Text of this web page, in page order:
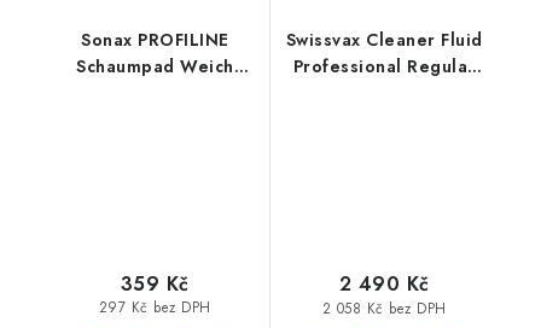
Sonax PROFILINE
Schaumpad Weich
297 Kč bez DPH
359 Kč
Swissvax Cleaner Fluid
Professional Regular
2 058 Kč bez DPH
2 490 Kč